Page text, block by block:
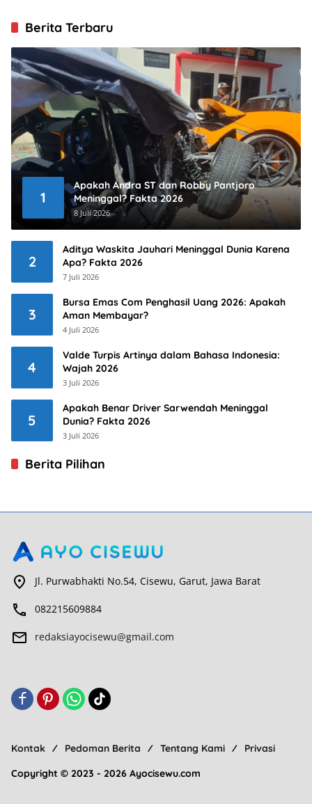
Berita Terbaru
1
Apakah Andra ST dan Robby Pantjoro
Meninggal? Fakta 2026
8 Juli 2026
2
Aditya Waskita Jauhari Meninggal Dunia Karena
Apa? Fakta 2026
7 Juli 2026
3
Bursa Emas Com Penghasil Uang 2026: Apakah
Aman Membayar?
4 Juli 2026
4
Valde Turpis Artinya dalam Bahasa Indonesia:
Wajah 2026
3 Juli 2026
5
Apakah Benar Driver Sarwendah Meninggal
Dunia? Fakta 2026
3 Juli 2026
Berita Pilihan
Jl. Purwabhakti No.54, Cisewu, Garut, Jawa Barat
082215609884
redaksiayocisewu@gmail.com
Kontak Pedoman Berita Tentang Kami
Privasi
Copyright © 2023 - 2026 Ayocisewu.com